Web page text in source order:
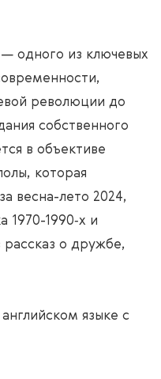
одного из ключевых
революции до
собственного
в объективе
которая
весна-лето 2024,
1990‑х и
о дружбе,
языке с